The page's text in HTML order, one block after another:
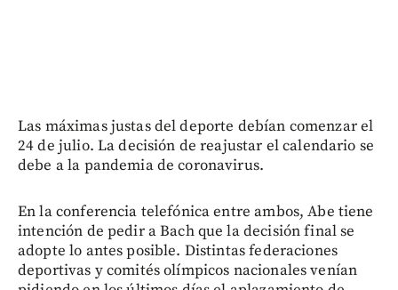
Las máximas justas del deporte debían comenzar el
24 de julio. La decisión de reajustar el calendario se
debe a la pandemia de coronavirus.
En la conferencia telefónica entre ambos, Abe tiene
intención de pedir a Bach que la decisión final se
adopte lo antes posible. Distintas federaciones
deportivas y comités olímpicos nacionales venían